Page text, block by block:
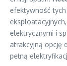
efektywność
elektrycznymi i
atrakcyjną opcję
pełną